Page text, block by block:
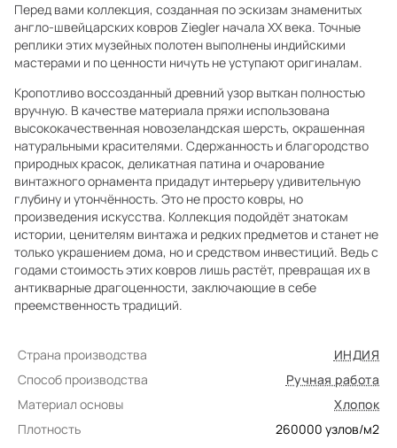
Перед вами коллекция, созданная по эскизам знаменитых
англо-швейцарских ковров Ziegler начала XX века. Точные
реплики этих музейных полотен выполнены индийскими
мастерами и по ценности ничуть не уступают оригиналам.
Кропотливо воссозданный древний узор выткан полностью
вручную. В качестве материала пряжи использована
высококачественная новозеландская шерсть, окрашенная
натуральными красителями. Сдержанность и благородство
природных красок, деликатная патина и очарование
винтажного орнамента придадут интерьеру удивительную
глубину и утончённость. Это не просто ковры, но
произведения искусства. Коллекция подойдёт знатокам
истории, ценителям винтажа и редких предметов и станет не
только украшением дома, но и средством инвестиций. Ведь с
годами стоимость этих ковров лишь растёт, превращая их в
антикварные драгоценности, заключающие в себе
преемственность традиций.
Страна производства
ИНДИЯ
Способ производства
Ручная работа
Материал основы
Хлопок
Плотность
260000 узлов/м2